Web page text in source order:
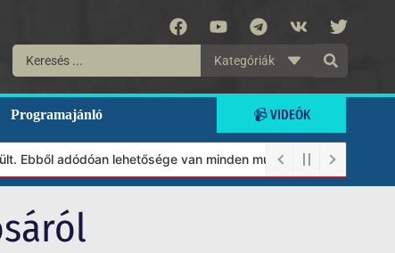
Kategóriák
Programajánló 📹 VIDEÓK
lehetősége van minden munkánkat segíteni